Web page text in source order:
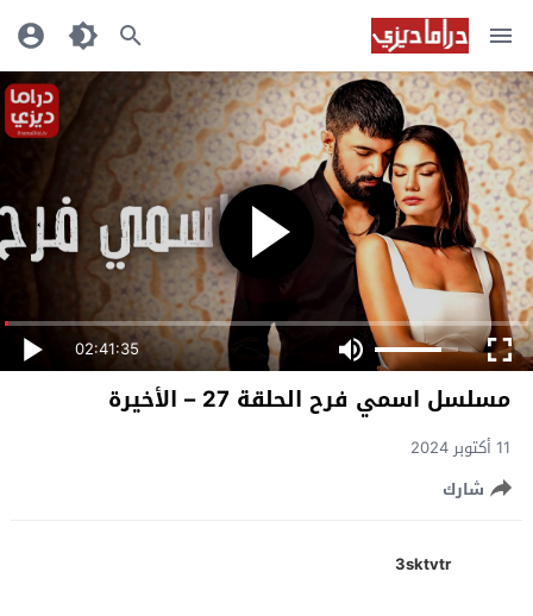
02:41:35
مسلسل اسمي فرح الحلقة 27 – الأخيرة
11 أكتوبر 2024
شارك
3sktvtr